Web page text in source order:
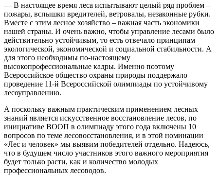
— В настоящее время леса испытывают целый ряд проблем –
пожары, вспышки вредителей, ветровалы, незаконные рубки.
Вместе с этим лесное хозяйство – важная часть экономики
нашей страны. И очень важно, чтобы управление лесами было
действительно устойчивым, то есть отвечало принципам
экологической, экономической и социальной стабильности. А
для этого необходимы по-настоящему
высокопрофессиональные кадры. Именно поэтому
Всероссийское общество охраны природы поддержало
проведение 11-й Всероссийской олимпиады по устойчивому
лесоуправлению.
А поскольку важным практическим применением лесных
знаний является искусственное восстановление лесов, по
инициативе ВООП в олимпиаду этого года включены 10
вопросов по теме лесовосстановления, и в этой номинации
«Лес и человек» мы выявим победителей отдельно. Надеюсь,
что в будущем число участников этого важного мероприятия
будет только расти, как и количество молодых
профессиональных лесоводов.